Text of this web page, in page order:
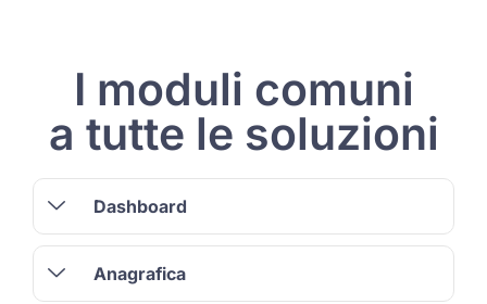
I moduli comuni
a tutte le soluzioni
Dashboard
Anagrafica